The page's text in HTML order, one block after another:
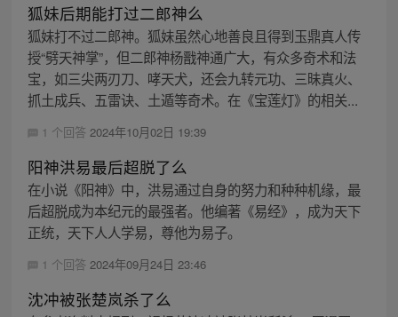
狐妹后期能打过二郎神么
狐妹打不过二郎神。狐妹虽然心地善良且得到玉鼎真人传
授“劈天神掌”，但二郎神杨戬神通广大，有众多奇术和法
宝，如三尖两刃刀、哮天犬，还会九转元功、三昧真火、
抓土成兵、五雷诀、土遁等奇术。在《宝莲灯》的相关...
1 个回答 2024年10月02日 19:39
阳神洪易最后超脱了么
在小说《阳神》中，洪易通过自身的努力和种种机缘，最
后超脱成为本纪元的最强者。他编著《易经》，成为天下
正统，天下人人学易，尊他为易子。
1 个回答 2024年09月24日 23:46
沈冲被张楚岚杀了么